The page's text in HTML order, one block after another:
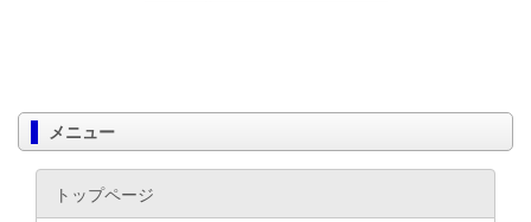
メニュー
トップページ